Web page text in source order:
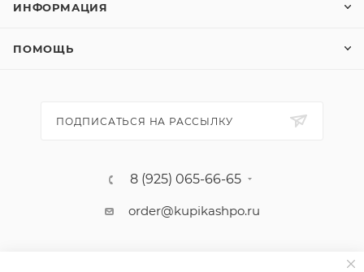
ИНФОРМАЦИЯ
ПОМОЩЬ
ПОДПИСАТЬСЯ НА РАССЫЛКУ
8 (925) 065-66-65
order@kupikashpo.ru